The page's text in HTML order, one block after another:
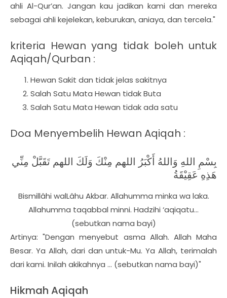
ahli Al-Qur’an. Jangan kau jadikan kami dan mereka
sebagai ahli kejelekan, keburukan, aniaya, dan tercela."
kriteria Hewan yang tidak boleh untuk
Aqiqah/Qurban :
Hewan Sakit dan tidak jelas sakitnya
Salah Satu Mata Hewan tidak Buta
Salah Satu Mata Hewan tidak ada satu
Doa Menyembelih Hewan Aqiqah :
بِسْمِ اللهِ وَاللهُ أَكْبَرُ اللهم مِنْكَ وَلَكَ اللهم تَقَبَّلْ مِنِّي
هَذِهِ عَقِيْقَةُ
Bismillâhi walLâhu Akbar. Allahumma minka wa laka.
Allahumma taqabbal minni. Hadzihi ‘aqiqatu…
(sebutkan nama bayi)
Artinya: "Dengan menyebut asma Allah. Allah Maha
Besar. Ya Allah, dari dan untuk-Mu. Ya Allah, terimalah
dari kami. Inilah akikahnya … (sebutkan nama bayi)"
Hikmah Aqiqah